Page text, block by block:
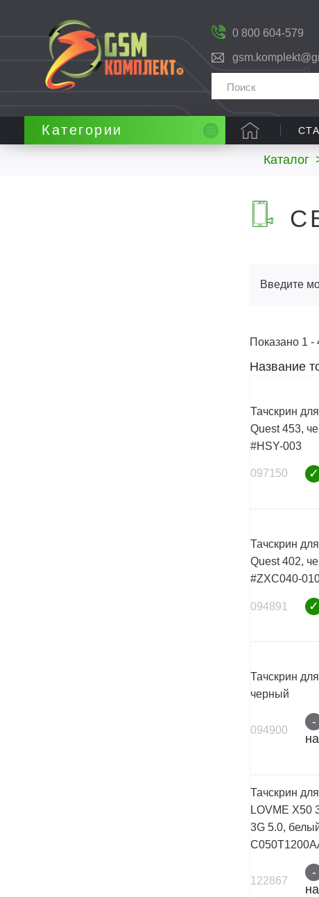
0 800 604-579
Каталог
Категории
Введите
Показано 1 -
Название
Тачскрин
Quest 453,
#HSY-003
097150 ✓
Тачскрин
Quest 402,
#ZXC040-
094891 ✓
Тачскрин
черный
094900
-
Тачскрин
LOVME X50
3G 5.0,
122867
-